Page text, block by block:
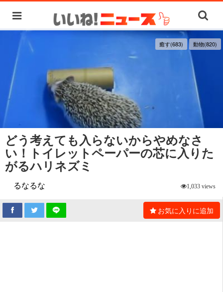
癒す(683) 動物(820)
どう考えても入らないからやめなさ
い！トイレットペーパーの芯に入りた
がるハリネズミ
るなるな 1,033 views
お気に入りに追加